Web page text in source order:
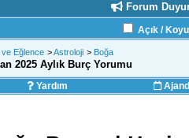
Forum
Açık /
ve Eğlence >Astroloji > Boğa
2025 Aylık Burç Yorumu
Yardım